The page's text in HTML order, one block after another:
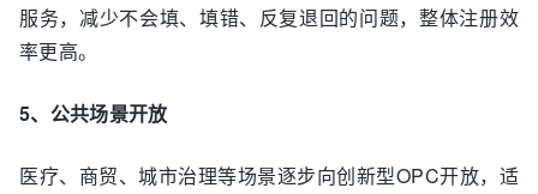
服务，减少不会填、填错、反复退回的问题，整体注册效
率更高。
5、公共场景开放
医疗、商贸、城市治理等场景逐步向创新型OPC开放，适